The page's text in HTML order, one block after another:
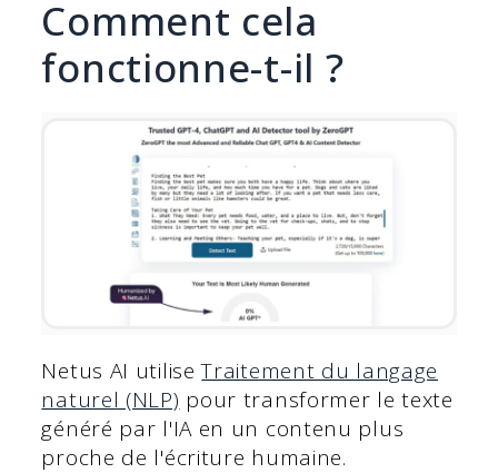
Comment cela
fonctionne-t-il ?
Netus AI utiliseTraitement du langage
naturel (NLP) pour transformer le texte
généré par l'IA en un contenu plus
proche de l'écriture humaine.